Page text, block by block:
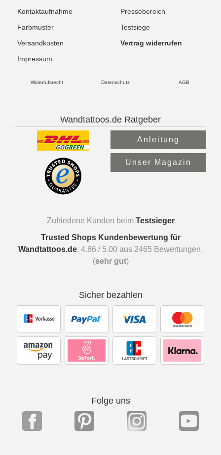
Kontaktaufnahme
Pressebereich
Farbmuster
Testsiege
Versandkosten
Vertrag widerrufen
Impressum
Widerrufsrecht Datenschutz AGB
Wandtattoos.de Ratgeber
Anleitung
Unser Magazin
Zufriedene Kunden beim Testsieger
Trusted Shops Kundenbewertung für
Wandtattoos.de: 4.86 / 5.00 aus 2465 Bewertungen.
(sehr gut)
Sicher bezahlen
Folge uns